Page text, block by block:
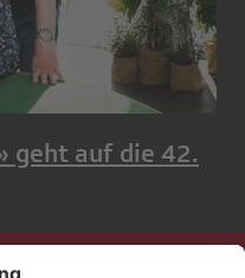
geht auf die 42.